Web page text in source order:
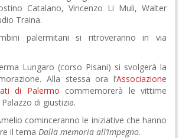
Catalano, Vincenzo Li Muli, Walter
Traina.
palermitani si ritroveranno in via
Lungaro (corso Pisani) si svolgerà la
Alla stessa ora l’Associazione
di Palermo commemorerà le vittime
di giustizia.
cominceranno le iniziative che hanno
il tema Dalla memoria all’impegno.